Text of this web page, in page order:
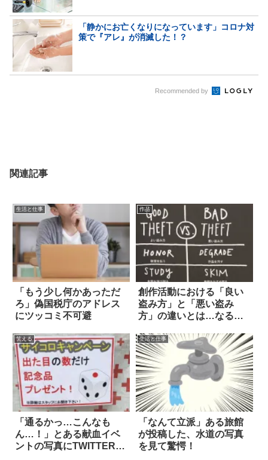
「静かにお亡くなりになっています」コロナ対
策で『アレ』が消滅した！？
Recommended by
関連記事
生活と仕事
「もう少し何かあっただ
ろ」偽国税庁のアドレス
にツッコミ不可避
作品
創作活動における「良い
盗み方」と「悪い盗み
方」の違いとは…なるほ
笑える
「通るかっ…こんなも
ん…！」とある献血イベ
ントの写真にTWITTERが
生活と仕事
「なんて立派」ある旅館
が投稿した、水道の写真
を見て驚愕！